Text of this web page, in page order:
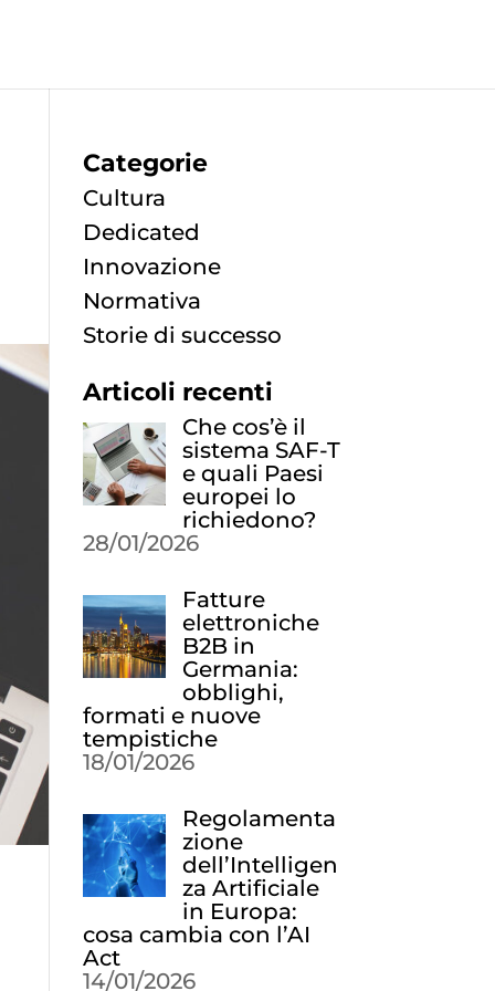
Categorie
Cultura
Dedicated
Innovazione
Normativa
Storie di successo
Articoli recenti
Che cos’è il
sistema SAF-T
e quali Paesi
europei lo
richiedono?
28/01/2026
Fatture
elettroniche
B2B in
Germania:
obblighi,
formati e nuove
tempistiche
18/01/2026
Regolamenta
zione
dell’Intelligen
za Artificiale
in Europa:
cosa cambia con l’AI
Act
14/01/2026